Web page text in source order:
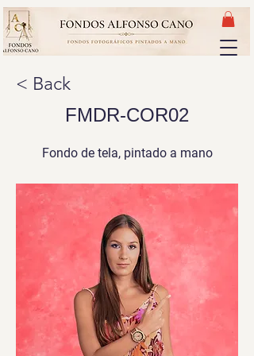
< Back
FMDR-COR02
Fondo de tela, pintado a mano